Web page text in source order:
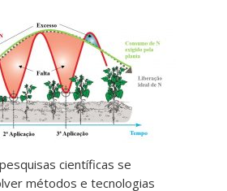
científicas se
métodos e tecnologias